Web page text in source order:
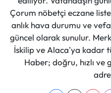
Çorum nöbetçi eczane
anlık hava durumu ve
güncel olarak sunulur.
İskilip ve Alaca'ya kadar
Haber; doğru, hızlı